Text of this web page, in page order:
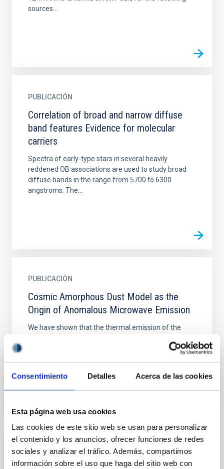
Consentimiento Detalles Acerca de las cookies
Esta página web usa cookies
Las cookies de este sitio web se usan para personalizar
el contenido y los anuncios, ofrecer funciones de redes
sociales y analizar el tráfico. Además, compartimos
información sobre el uso que haga del sitio web con
sources...
PUBLICACIÓN
Correlation of broad and narrow diffuse
band features Evidence for molecular
carriers
Spectra of early-type stars in several heavily
reddened OB associations are used to study broad
diffuse bands in the range from 5700 to 6300
angstroms. The...
PUBLICACIÓN
Cosmic Amorphous Dust Model as the
Origin of Anomalous Microwave Emission
We have shown that the thermal emission of the
PUBLICACIÓN
CS J = 5 - 4 observations of galactic